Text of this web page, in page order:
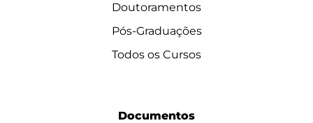
Doutoramentos
Pós-Graduações
Todos os Cursos
Documentos